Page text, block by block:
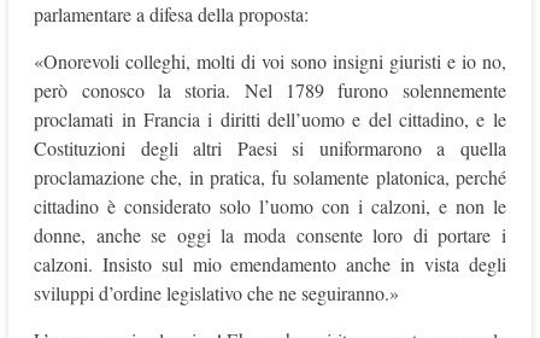
parlamentare a difesa della proposta:
«Onorevoli colleghi, molti di voi sono insigni giuristi e io no,
però conosco la storia. Nel 1789 furono solennemente
proclamati in Francia i diritti dell’uomo e del cittadino, e le
Costituzioni degli altri Paesi si uniformarono a quella
proclamazione che, in pratica, fu solamente platonica, perché
cittadino è considerato solo l’uomo con i calzoni, e non le
donne, anche se oggi la moda consente loro di portare i
calzoni. Insisto sul mio emendamento anche in vista degli
sviluppi d’ordine legislativo che ne seguiranno.»